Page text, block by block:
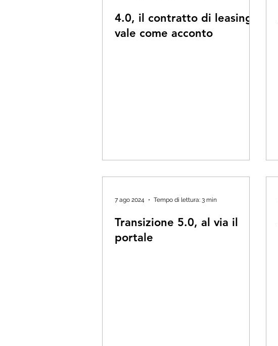
4.0, il contratto di leasing
vale come acconto
Transizione 5.0, al via il
portale
7 ago 2024 Tempo di lettura: 3 min